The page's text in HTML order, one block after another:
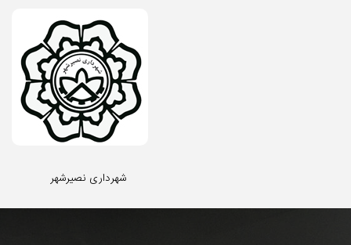
شهرداری نصیرشهر